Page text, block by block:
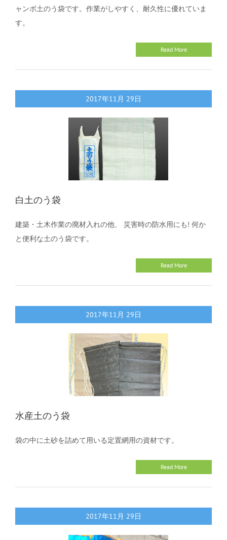
ャンボ土のう袋です。作業がしやすく、耐久性に優れていま
す。
Read More
2017年11月 29日
白土のう袋
建築・土木作業の廃材入れの他、 災害時の防水用にも! 何か
と便利な土のう袋です。
Read More
2017年11月 29日
水産土のう袋
袋の中に土砂を詰めて用いる定置網用の資材です。
Read More
2017年11月 29日